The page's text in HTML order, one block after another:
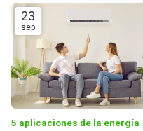
23
sep
5 aplicaciones de la energía